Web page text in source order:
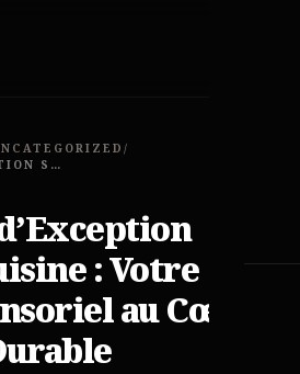
/
MATIÈRES D’EXCEPTION SALLE DE CUISINE : VOTRE VOYAGE SENSORIEL AU CŒUR DU LUXE DURABLE
: Votre
au Cœur